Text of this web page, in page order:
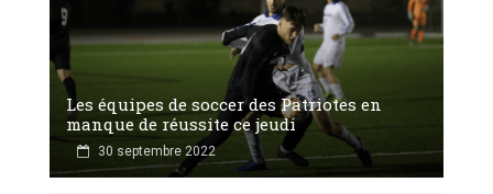
Les équipes de soccer des Patriotes en
manque de réussite ce jeudi
30 septembre 2022